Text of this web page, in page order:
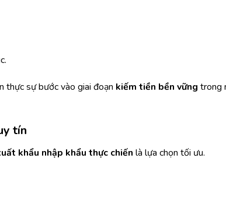
thực sự bước vào giai đoạn kiếm tiền bền vững trong
tín
khẩu nhập khẩu thực chiến là lựa chọn tối ưu.